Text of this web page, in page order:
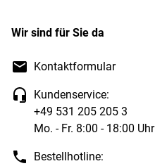
Wir sind für Sie da
Kontaktformular
Kundenservice:
+49 531 205 205 3
Mo. - Fr. 8:00 - 18:00 Uhr
Bestellhotline: